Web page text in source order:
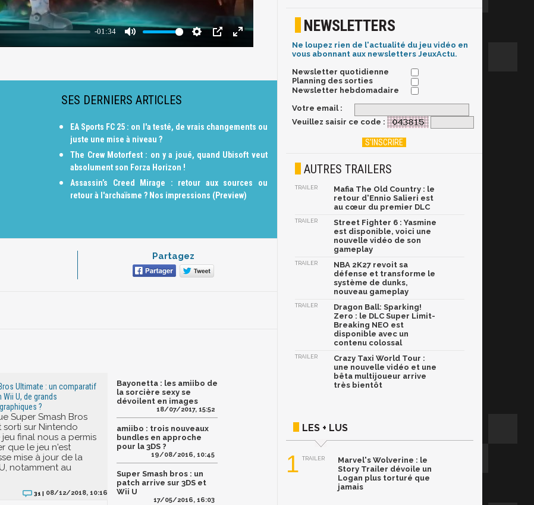
SES DERNIERS ARTICLES
EA Sports FC 25 : on l'a testé, de vrais changements ou
juste une mise à niveau ?
The Crew Motorfest : on y a joué, quand Ubisoft veut
absolument son Forza Horizon !
Assassin’s Creed Mirage : retour aux sources ou
retour à l'archaïsme ? Nos impressions (Preview)
Partagez
Ultimate : un comparatif
U, de grands
?
Super Smash Bros
sorti sur Nintendo
final nous a permis
que le jeu n'est
mise à jour de la
notamment au
31 | 08/12/2018, 10:16
Bayonetta : les amiibo de
la sorcière sexy se
dévoilent en images
18/07/2017, 15:52
amiibo : trois nouveaux
bundles en approche
pour la 3DS ?
19/08/2016, 10:45
Super Smash bros : un
patch arrive sur 3DS et
Wii U
17/05/2016, 16:03
NEWSLETTERS
Ne loupez rien de l'actualité du jeu vidéo en
vous abonnant aux newsletters JeuxActu.
Newsletter quotidienne
Planning des sorties
Newsletter hebdomadaire
Votre email :
Veuillez saisir ce code :
AUTRES TRAILERS
TRAILER
Mafia The Old Country : le
retour d'Ennio Salieri est
au cœur du premier DLC
TRAILER
Street Fighter 6 : Yasmine
est disponible, voici une
nouvelle vidéo de son
gameplay
TRAILER
NBA 2K27 revoit sa
défense et transforme le
système de dunks,
nouveau gameplay
TRAILER
Dragon Ball: Sparking!
Zero : le DLC Super Limit-
Breaking NEO est
disponible avec un
contenu colossal
TRAILER
Crazy Taxi World Tour :
une nouvelle vidéo et une
bêta multijoueur arrive
très bientôt
LES + LUS
1 TRAILER
Marvel's Wolverine : le
Story Trailer dévoile un
Logan plus torturé que
jamais